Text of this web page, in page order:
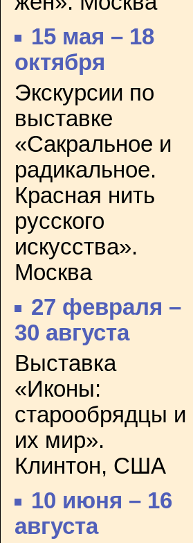
15 мая – 18
октября
Экскурсии по
выставке
«Сакральное и
радикальное.
Красная нить
русского
искусства».
Москва
27 февраля –
30 августа
Выставка
«Иконы:
старообрядцы и
их мир».
Клинтон, США
10 июня – 16
августа